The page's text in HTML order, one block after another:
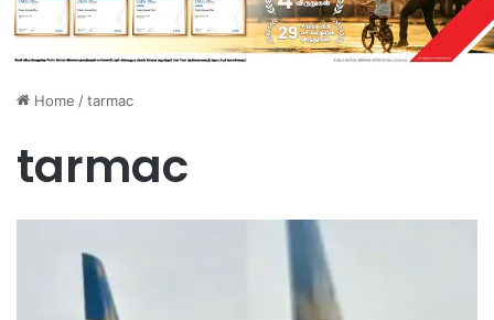
Home /tarmac
tarmac